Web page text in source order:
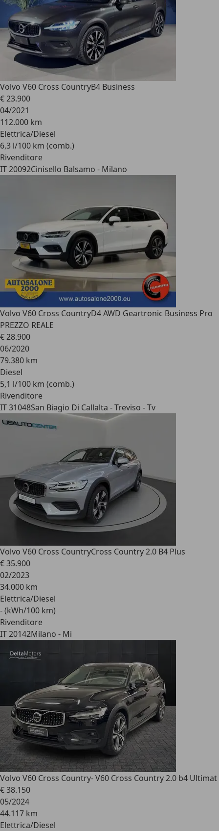
Volvo V60 Cross CountryB4 Business
€ 23.900
04/2021
112.000 km
Elettrica/Diesel
6,3 l/100 km (comb.)
Rivenditore
IT 20092Cinisello Balsamo - Milano
Volvo V60 Cross CountryD4 AWD Geartronic Business Pro
PREZZO REALE
€ 28.900
06/2020
79.380 km
Diesel
5,1 l/100 km (comb.)
Rivenditore
IT 31048San Biagio Di Callalta - Treviso - Tv
Volvo V60 Cross CountryCross Country 2.0 B4 Plus
€ 35.900
02/2023
34.000 km
Elettrica/Diesel
- (kWh/100 km)
Rivenditore
IT 20142Milano - Mi
Volvo V60 Cross Country- V60 Cross Country 2.0 b4 Ultimat
€ 38.150
05/2024
44.117 km
Elettrica/Diesel